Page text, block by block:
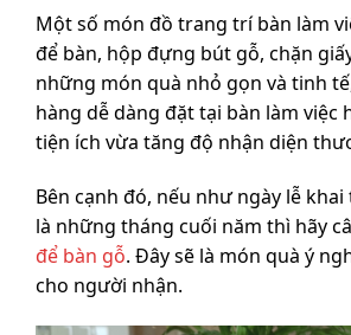
Một số món đồ trang trí bàn làm
để bàn, hộp đựng bút gỗ, chặn
những món quà nhỏ gọn và tinh
hàng dễ dàng đặt tại bàn làm việc
tiện ích vừa tăng độ nhận diện
Bên cạnh đó, nếu như ngày lễ
là những tháng cuối năm thì hãy
để bàn gỗ. Đây sẽ là món quà ý
cho người nhận.